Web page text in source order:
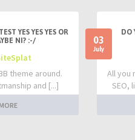
YES YES YES OR
NI? :-/
theme around.
and [...]
03
July
DO
All you
SEO,